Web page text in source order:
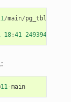
/main/pg_tblspc
18:41 24939407
11-main